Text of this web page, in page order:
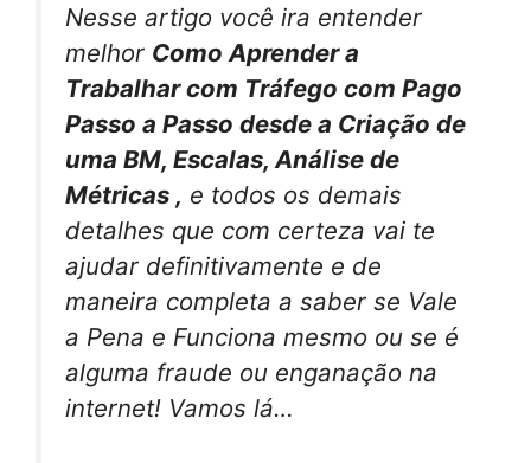
Nesse artigo você ira entender
melhor Como Aprender a
Trabalhar com Tráfego com Pago
Passo a Passo desde a Criação de
uma BM, Escalas, Análise de
Métricas , e todos os demais
detalhes que com certeza vai te
ajudar definitivamente e de
maneira completa a saber se Vale
a Pena e Funciona mesmo ou se é
alguma fraude ou enganação na
internet! Vamos lá…